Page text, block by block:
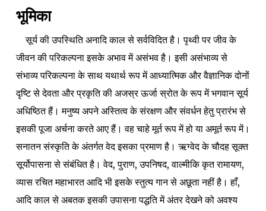
भूमिका
सूर्य की उपस्थिति अनादि काल से सर्वविदित है। पृथ्वी पर जीव के
जीवन की परिकल्पना इसके अभाव में असंभव है। इसी असंभाव्य से
संभाव्य परिकल्पना के साथ यथार्थ रूप में आध्यात्मिक और वैज्ञानिक दोनों
दृष्टि से देवता और प्रकृति की अजस्र ऊर्जा स्रोत के रूप में भगवान सूर्य
अधिष्ठित हैं। मनुष्य अपने अस्तित्व के संरक्षण और संवर्धन हेतु प्रारंभ से
इसकी पूजा अर्चना करते आए हैं। वह चाहे मूर्त रूप में हो या अमूर्त रूप में।
सनातन संस्कृति के अंतर्गत वेद इसका प्रमाण है। ऋग्वेद के चौदह सूक्त
सूर्योपासना से संबंधित है। वेद, पुराण, उपनिषद, वाल्मीकि कृत रामायण,
व्यास रचित महाभारत आदि भी इसके स्तुत्य गान से अछूता नहीं है। हाँ,
आदि काल से अबतक इसकी उपासना पद्धति में अंतर देखने को अवश्य